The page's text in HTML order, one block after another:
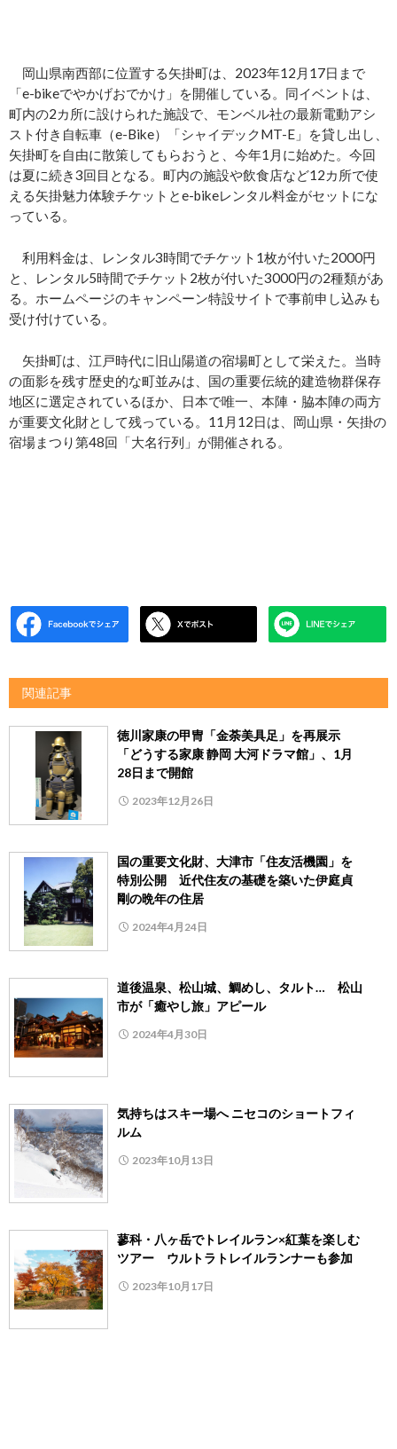
岡山県南西部に位置する矢掛町は、2023年12月17日まで
「e-bikeでやかげおでかけ」を開催している。同イベントは、
町内の2カ所に設けられた施設で、モンベル社の最新電動アシ
スト付き自転車（e-Bike）「シャイデックMT-E」を貸し出し、
矢掛町を自由に散策してもらおうと、今年1月に始めた。今回
は夏に続き3回目となる。町内の施設や飲食店など12カ所で使
える矢掛魅力体験チケットとe-bikeレンタル料金がセットにな
っている。
利用料金は、レンタル3時間でチケット1枚が付いた2000円
と、レンタル5時間でチケット2枚が付いた3000円の2種類があ
る。ホームページのキャンペーン特設サイトで事前申し込みも
受け付けている。
矢掛町は、江戸時代に旧山陽道の宿場町として栄えた。当時
の面影を残す歴史的な町並みは、国の重要伝統的建造物群保存
地区に選定されているほか、日本で唯一、本陣・脇本陣の両方
が重要文化財として残っている。11月12日は、岡山県・矢掛の
宿場まつり第48回「大名行列」が開催される。
関連記事
徳川家康の甲冑「金荼美具足」を再展示
「どうする家康 静岡 大河ドラマ館」、1月
28日まで開館
2023年12月26日
国の重要文化財、大津市「住友活機園」を
特別公開 近代住友の基礎を築いた伊庭貞
剛の晩年の住居
2024年4月24日
道後温泉、松山城、鯛めし、タルト… 松山
市が「癒やし旅」アピール
2024年4月30日
気持ちはスキー場へ ニセコのショートフィ
ルム
2023年10月13日
蓼科・八ヶ岳でトレイルラン×紅葉を楽しむ
ツアー ウルトラトレイルランナーも参加
2023年10月17日